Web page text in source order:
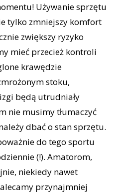
Używanie sprzętu
tylko zmniejszy komfort
zwiększy ryzyko
mieć przecież kontroli
krawędzie
stoku,
będą utrudniały
nie musimy tłumaczyć
dbać o stan sprzętu.
do tego sportu
(!). Amatorom,
niekiedy nawet
przynajmniej